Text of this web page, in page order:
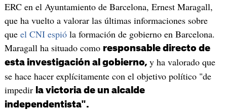
ERC en el Ayuntamiento de Barcelona, Ernest Maragall,
que ha vuelto a valorar las últimas informaciones sobre
que el CNI espióla formación de gobierno en Barcelona.
Maragall ha situado como responsable directo de
esta investigación al gobierno, y ha valorado que
se hace hacer explícitamente con el objetivo político "de
impedir la victoria de un alcalde
independentista".